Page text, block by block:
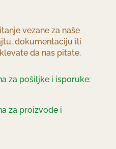
vezane za naše
dokumentaciju ili
da nas pitate.
za pošiljke i isporuke:
za proizvode i